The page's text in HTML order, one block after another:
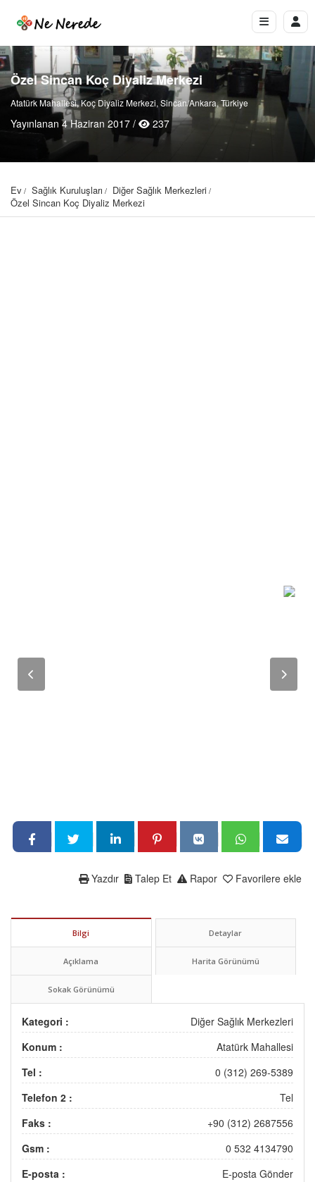
Özel Sincan Koç Diyaliz Merkezi
Atatürk Mahallesi, Koç Diyaliz Merkezi, Sincan/Ankara, Türkiye
Yayınlanan 4 Haziran 2017 / 237
Ev Sağlık Kuruluşları
Diğer Sağlık Merkezleri
Özel Sincan Koç Diyaliz Merkezi
Favorilere ekle
Rapor
Talep Et
Yazdır
Bilgi Detaylar
Açıklama Harita Görünümü
Sokak Görünümü
Kategori :
Diğer Sağlık Merkezleri
Konum :
Atatürk Mahallesi
Tel :
0 (312) 269-5389
Telefon 2 :
Tel
Faks :
+90 (312) 2687556
Gsm :
0 532 4134790
E-posta :
E-posta Gönder